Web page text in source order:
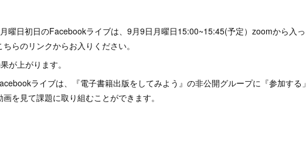
曜日初日のFacebookライブは、9月9日月曜日15:00~15:45(予定）zoomから入っ
らのリンクからお入りください。
が上がります。
ライブは、『電子書籍出版をしてみよう』の非公開グループに『参加する」
を見て課題に取り組むことができます。